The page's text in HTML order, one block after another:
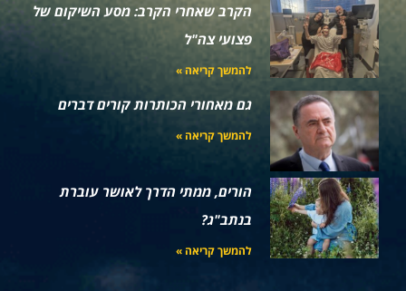
הקרב שאחרי הקרב: מסע השיקום של
פצועי צה"ל
להמשך קריאה »
גם מאחורי הכותרות קורים דברים
להמשך קריאה »
הורים, ממתי הדרך לאושר עוברת
בנתב"ג?
להמשך קריאה »